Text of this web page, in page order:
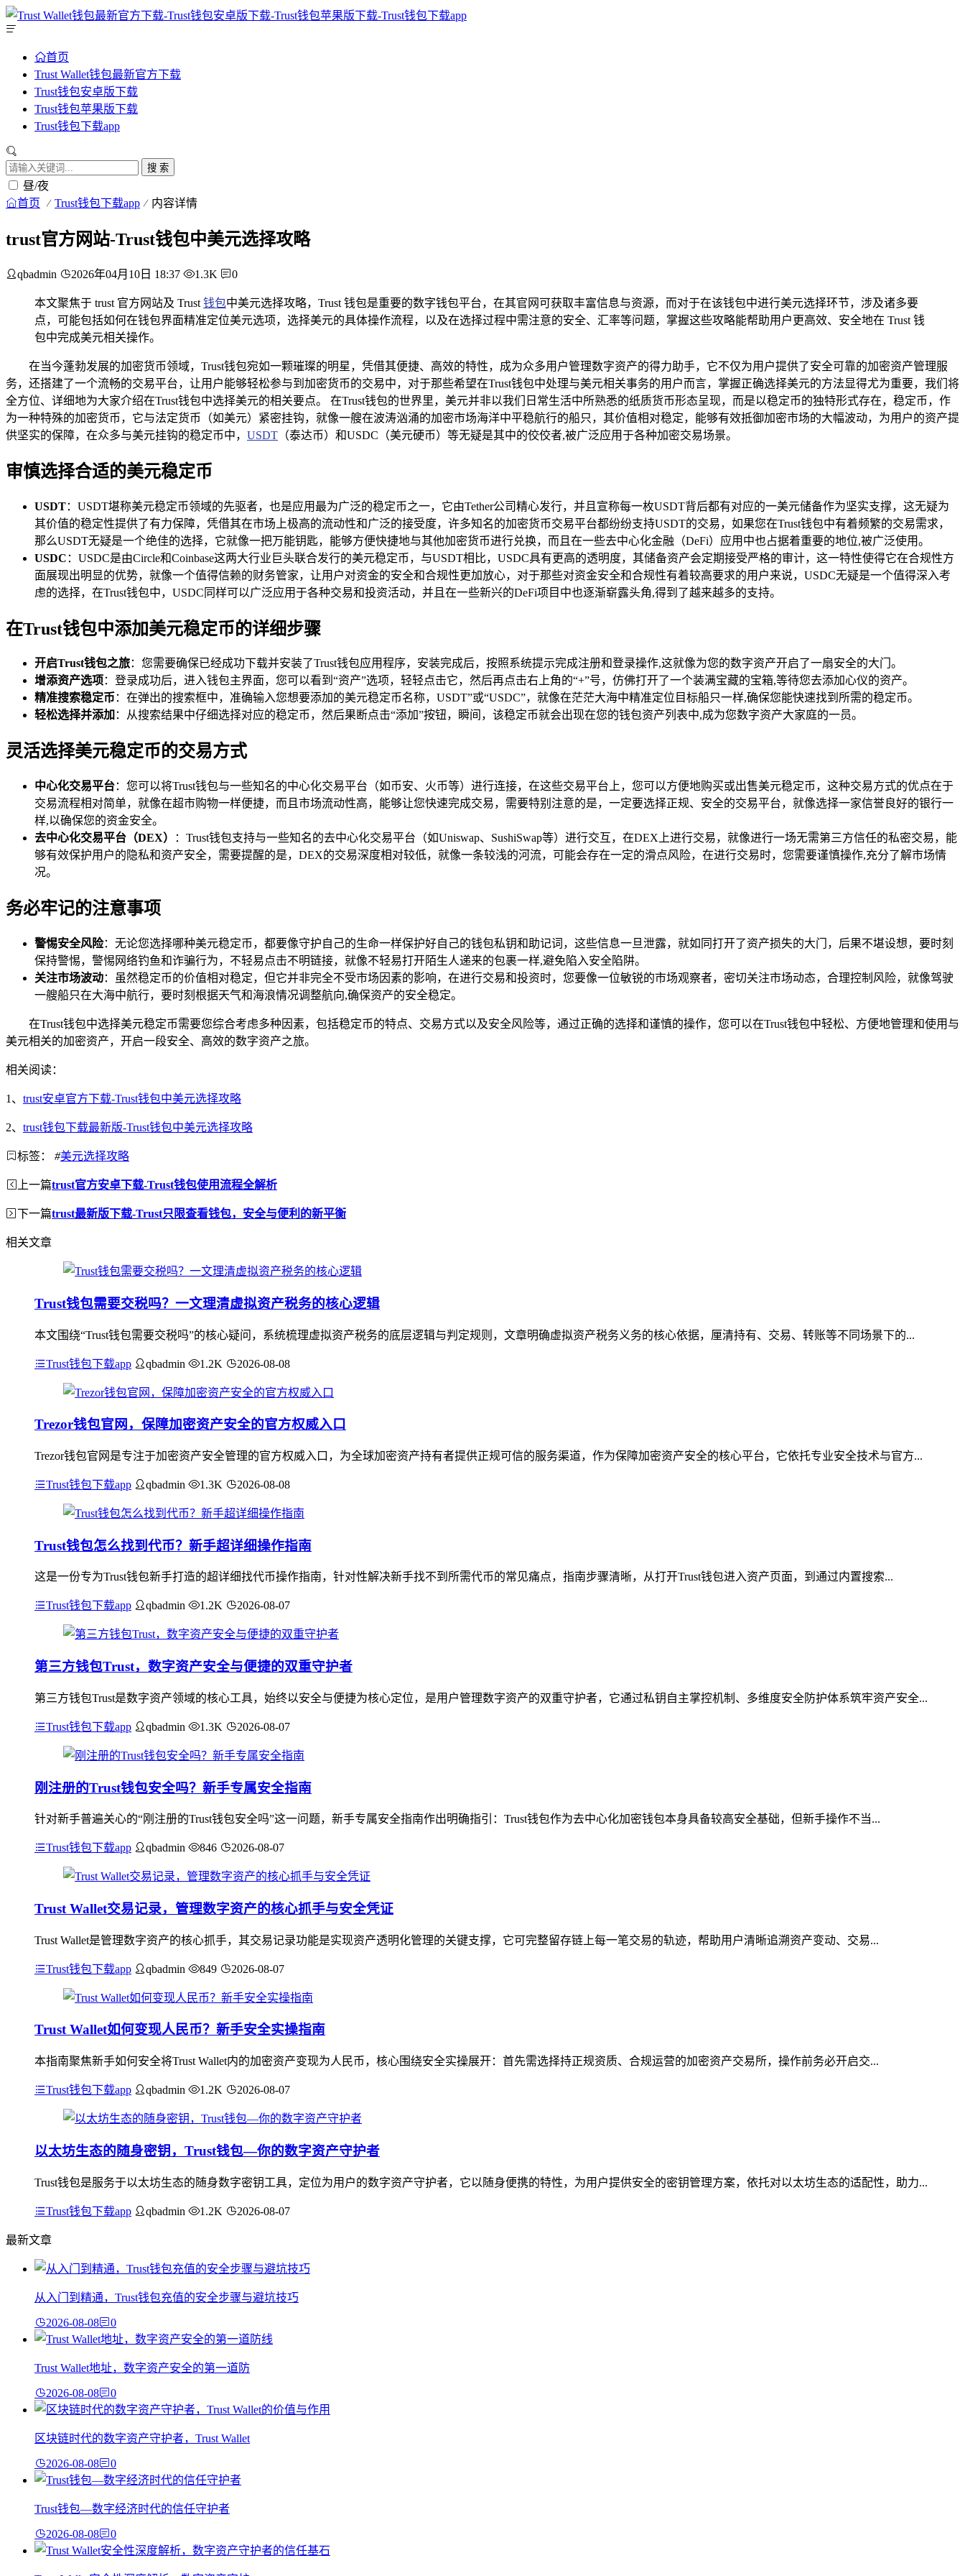
首页
Trust Wallet钱包最新官方下载
Trust钱包安卓版下载
Trust钱包苹果版下载
Trust钱包下载app
搜 索
昼/夜
首页 Trust钱包下载app 内容详情
trust官方网站-Trust钱包中美元选择攻略
qbadmin 2026年04月10日 18:37 1.3K 0
本文聚焦于 trust 官方网站及 Trust 钱包中美元选择攻略，Trust 钱包是重要的数字钱包平台，在其官网可获取丰富信息与资源，而对于在该钱包中进行美元选择环节，涉及诸多要
点，可能包括如何在钱包界面精准定位美元选项，选择美元的具体操作流程，以及在选择过程中需注意的安全、汇率等问题，掌握这些攻略能帮助用户更高效、安全地在 Trust 钱
包中完成美元相关操作。
在当今蓬勃发展的加密货币领域，Trust钱包宛如一颗璀璨的明星，凭借其便捷、高效的特性，成为众多用户管理数字资产的得力助手，它不仅为用户提供了安全可靠的加密资产管理服
务，还搭建了一个流畅的交易平台，让用户能够轻松参与到加密货币的交易中，对于那些希望在Trust钱包中处理与美元相关事务的用户而言，掌握正确选择美元的方法显得尤为重要，我们将
全方位、详细地为大家介绍在Trust钱包中选择美元的相关要点。 在Trust钱包的世界里，美元并非以我们日常生活中所熟悉的纸质货币形态呈现，而是以稳定币的独特形式存在，稳定币，作
为一种特殊的加密货币，它与法定货币（如美元）紧密挂钩，就像一艘在波涛汹涌的加密市场海洋中平稳航行的船只，其价值相对稳定，能够有效抵御加密市场的大幅波动，为用户的资产提
供坚实的保障，在众多与美元挂钩的稳定币中， USDT （泰达币）和USDC（美元硬币）等无疑是其中的佼佼者,被广泛应用于各种加密交易场景。
审慎选择合适的美元稳定币
USDT：USDT堪称美元稳定币领域的先驱者，也是应用最为广泛的稳定币之一，它由Tether公司精心发行，并且宣称每一枚USDT背后都有对应的一美元储备作为坚实支撑，这无疑为
其价值的稳定性提供了有力保障，凭借其在市场上极高的流动性和广泛的接受度，许多知名的加密货币交易平台都纷纷支持USDT的交易，如果您在Trust钱包中有着频繁的交易需求，
那么USDT无疑是一个绝佳的选择，它就像一把万能钥匙，能够方便快捷地与其他加密货币进行兑换，而且在一些去中心化金融（DeFi）应用中也占据着重要的地位,被广泛使用。
USDC ：USDC是由Circle和Coinbase这两大行业巨头联合发行的美元稳定币，与USDT相比，USDC具有更高的透明度，其储备资产会定期接受严格的审计，这一特性使得它在合规性方
面展现出明显的优势，就像一个值得信赖的财务管家，让用户对资金的安全和合规性更加放心，对于那些对资金安全和合规性有着较高要求的用户来说，USDC无疑是一个值得深入考
虑的选择，在Trust钱包中，USDC同样可以广泛应用于各种交易和投资活动，并且在一些新兴的DeFi项目中也逐渐崭露头角,得到了越来越多的支持。
在Trust钱包中添加美元稳定币的详细步骤
开启Trust钱包之旅：您需要确保已经成功下载并安装了Trust钱包应用程序，安装完成后，按照系统提示完成注册和登录操作,这就像为您的数字资产开启了一扇安全的大门。
增添资产选项：登录成功后，进入钱包主界面，您可以看到“资产”选项，轻轻点击它，然后再点击右上角的“+”号，仿佛打开了一个装满宝藏的宝箱,等待您去添加心仪的资产。
精准搜索稳定币 ：在弹出的搜索框中，准确输入您想要添加的美元稳定币名称，USDT”或“USDC”，就像在茫茫大海中精准定位目标船只一样,确保您能快速找到所需的稳定币。
轻松选择并添加 ：从搜索结果中仔细选择对应的稳定币，然后果断点击“添加”按钮，瞬间，该稳定币就会出现在您的钱包资产列表中,成为您数字资产大家庭的一员。
灵活选择美元稳定币的交易方式
中心化交易平台：您可以将Trust钱包与一些知名的中心化交易平台（如币安、火币等）进行连接，在这些交易平台上，您可以方便地购买或出售美元稳定币，这种交易方式的优点在于
交易流程相对简单，就像在超市购物一样便捷，而且市场流动性高，能够让您快速完成交易，需要特别注意的是，一定要选择正规、安全的交易平台，就像选择一家信誉良好的银行一
样,以确保您的资金安全。
去中心化交易平台（DEX）
：Trust钱包支持与一些知名的去中心化交易平台（如Uniswap、SushiSwap等）进行交互，在DEX上进行交易，就像进行一场无需第三方信任的私密交易，能
够有效保护用户的隐私和资产安全，需要提醒的是，DEX的交易深度相对较低，就像一条较浅的河流，可能会存在一定的滑点风险，在进行交易时，您需要谨慎操作,充分了解市场情
况。
务必牢记的注意事项
警惕安全风险：无论您选择哪种美元稳定币，都要像守护自己的生命一样保护好自己的钱包私钥和助记词，这些信息一旦泄露，就如同打开了资产损失的大门，后果不堪设想，要时刻
保持警惕，警惕网络钓鱼和诈骗行为，不轻易点击不明链接，就像不轻易打开陌生人递来的包裹一样,避免陷入安全陷阱。
关注市场波动：虽然稳定币的价值相对稳定，但它并非完全不受市场因素的影响，在进行交易和投资时，您要像一位敏锐的市场观察者，密切关注市场动态，合理控制风险，就像驾驶
一艘船只在大海中航行，要时刻根据天气和海浪情况调整航向,确保资产的安全稳定。
在Trust钱包中选择美元稳定币需要您综合考虑多种因素，包括稳定币的特点、交易方式以及安全风险等，通过正确的选择和谨慎的操作，您可以在Trust钱包中轻松、方便地管理和使用与
美元相关的加密资产，开启一段安全、高效的数字资产之旅。
相关阅读：
1、 trust安卓官方下载-Trust钱包中美元选择攻略
2、 trust钱包下载最新版-Trust钱包中美元选择攻略
标签： #美元选择攻略
上一篇trust官方安卓下载-Trust钱包使用流程全解析
下一篇trust最新版下载-Trust只限查看钱包，安全与便利的新平衡
相关文章
Trust钱包需要交税吗？一文理清虚拟资产税务的核心逻辑
本文围绕“Trust钱包需要交税吗”的核心疑问，系统梳理虚拟资产税务的底层逻辑与判定规则，文章明确虚拟资产税务义务的核心依据，厘清持有、交易、转账等不同场景下的...
Trust钱包下载app qbadmin 1.2K 2026-08-08
Trezor钱包官网，保障加密资产安全的官方权威入口
Trezor钱包官网是专注于加密资产安全管理的官方权威入口，为全球加密资产持有者提供正规可信的服务渠道，作为保障加密资产安全的核心平台，它依托专业安全技术与官方...
Trust钱包下载app qbadmin 1.3K 2026-08-08
Trust钱包怎么找到代币？新手超详细操作指南
这是一份专为Trust钱包新手打造的超详细找代币操作指南，针对性解决新手找不到所需代币的常见痛点，指南步骤清晰，从打开Trust钱包进入资产页面，到通过内置搜索...
Trust钱包下载app qbadmin 1.2K 2026-08-07
第三方钱包Trust，数字资产安全与便捷的双重守护者
第三方钱包Trust是数字资产领域的核心工具，始终以安全与便捷为核心定位，是用户管理数字资产的双重守护者，它通过私钥自主掌控机制、多维度安全防护体系筑牢资产安全...
Trust钱包下载app qbadmin 1.3K 2026-08-07
刚注册的Trust钱包安全吗？新手专属安全指南
针对新手普遍关心的“刚注册的Trust钱包安全吗”这一问题，新手专属安全指南作出明确指引：Trust钱包作为去中心化加密钱包本身具备较高安全基础，但新手操作不当...
Trust钱包下载app qbadmin 846 2026-08-07
Trust Wallet交易记录，管理数字资产的核心抓手与安全凭证
Trust Wallet是管理数字资产的核心抓手，其交易记录功能是实现资产透明化管理的关键支撑，它可完整留存链上每一笔交易的轨迹，帮助用户清晰追溯资产变动、交易...
Trust钱包下载app qbadmin 849 2026-08-07
Trust Wallet如何变现人民币？新手安全实操指南
本指南聚焦新手如何安全将Trust Wallet内的加密资产变现为人民币，核心围绕安全实操展开：首先需选择持正规资质、合规运营的加密资产交易所，操作前务必开启交...
Trust钱包下载app qbadmin 1.2K 2026-08-07
以太坊生态的随身密钥，Trust钱包—你的数字资产守护者
Trust钱包是服务于以太坊生态的随身数字密钥工具，定位为用户的数字资产守护者，它以随身便携的特性，为用户提供安全的密钥管理方案，依托对以太坊生态的适配性，助力...
Trust钱包下载app qbadmin 1.2K 2026-08-07
最新文章
从入门到精通，Trust钱包充值的安全步骤与避坑技巧
2026-08-08 0
Trust Wallet地址，数字资产安全的第一道防
2026-08-08 0
区块链时代的数字资产守护者，Trust Wallet
2026-08-08 0
Trust钱包—数字经济时代的信任守护者
2026-08-08 0